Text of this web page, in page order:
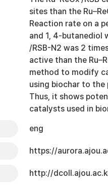
sites than the
Reaction rate on a
and 1, 4-butanediol
/RSB-N2 was 2
active than the
method to modify
using biochar to
Thus, it shows
catalysts used in
eng
https://
http://